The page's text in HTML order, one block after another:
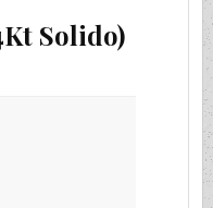
Solido)